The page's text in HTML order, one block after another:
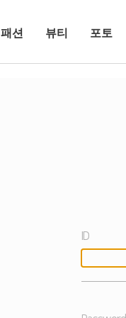
패션 뷰티 포토
ID